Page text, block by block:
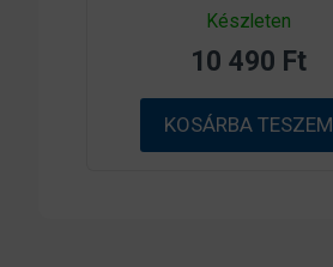
0
a
b
ő
l
Készleten
10 490 Ft
KOSÁRBA TESZEM